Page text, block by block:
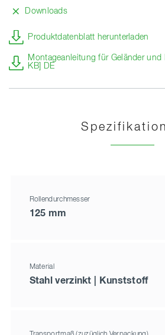
Downloads
Produktdatenblatt herunterladen
Montageanleitung für Geländer und
KB] DE
Rollendurchmesser
125 mm
Material
Stahl verzinkt | Kunststoff